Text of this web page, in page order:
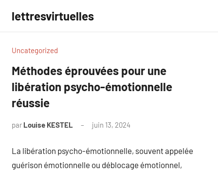
contenu
lettresvirtuelles
Uncategorized
Méthodes éprouvées pour une
libération psycho-émotionnelle
réussie
par Louise KESTEL juin 13, 2024
La libération psycho-émotionnelle, souvent appelée
guérison émotionnelle ou déblocage émotionnel,